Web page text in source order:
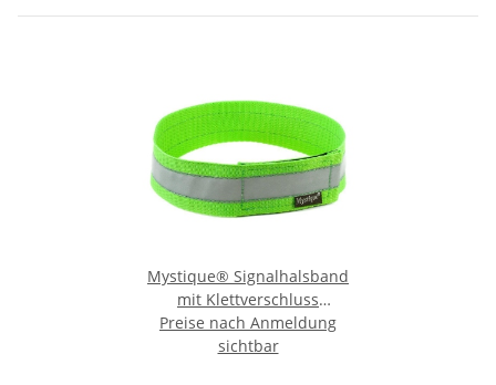
Mystique® Signalhalsband
mit Klettverschluss
Reflexhalsband 60cm neon
grün
Preise nach Anmeldung
sichtbar